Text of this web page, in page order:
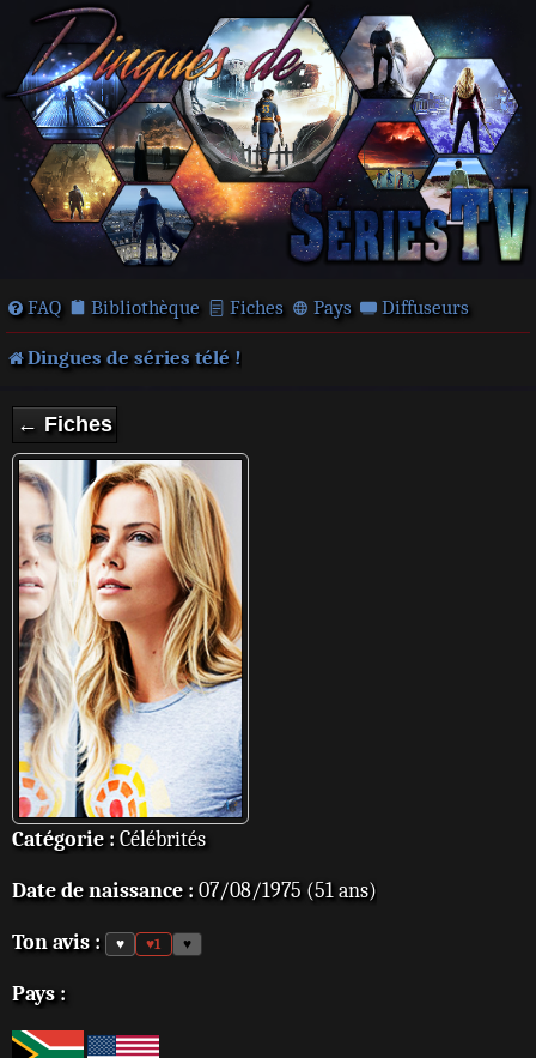
FAQ Bibliothèque Fiches Pays Diffuseurs
Dingues de séries télé !
← Fiches
Catégorie : Célébrités
Date de naissance : 07/08/1975 (51 ans)
Ton avis : ♥ ♥1 ♥
Pays :